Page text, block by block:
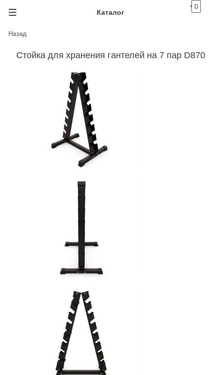
Каталог
0
Назад
Стойка для хранения гантелей на 7 пар D870